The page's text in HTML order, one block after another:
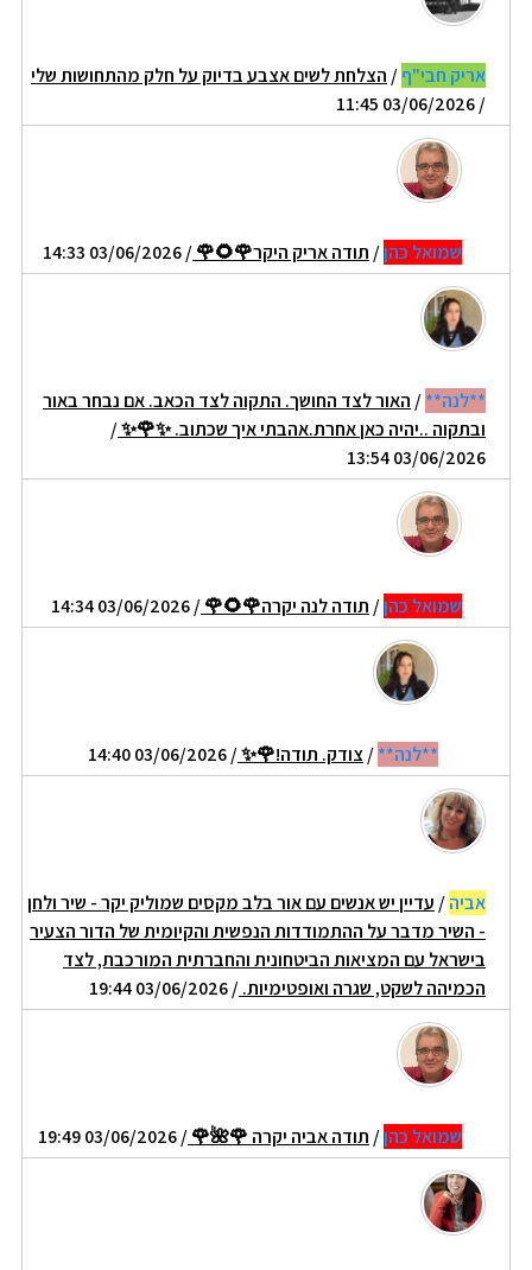
אריק חבי"ף/ הצלחת לשים אצבע בדיוק על חלק מהתחושות שלי
/ 03/06/2026 11:45
שמואל כהן/ תודה אריק היקר🌹🌻🌹/ 03/06/2026 14:33
**לנה**/ האור לצד החושך. התקוה לצד הכאב. אם נבחר באור
ובתקוה ..יהיה כאן אחרת.אהבתי איך שכתוב. ✨️🌹✨️/
03/06/2026 13:54
שמואל כהן/ תודה לנה יקרה🌹🌻🌹/ 03/06/2026 14:34
**לנה**/ צודק. תודה!🌹✨️/ 03/06/2026 14:40
אביה/ עדיין יש אנשים עם אור בלב מקסים שמוליק יקר - שיר ולחן
- השיר מדבר על ההתמודדות הנפשית והקיומית של הדור הצעיר
בישראל עם המציאות הביטחונית והחברתית המורכבת, לצד
הכמיהה לשקט, שגרה ואופטימיות./ 03/06/2026 19:44
שמואל כהן/ תודה אביה יקרה 🌹🌺🌹/ 03/06/2026 19:49